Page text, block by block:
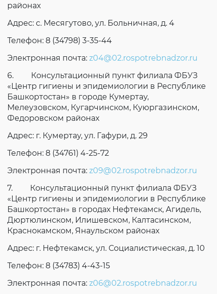
районах
Адрес: с. Месягутово, ул. Больничная, д. 4
Телефон: 8 (34798) 3-35-44
Электронная почта: z04@02.rospotrebnadzor.ru
6. Консультационный пункт филиала ФБУЗ
«Центр гигиены и эпидемиологии в Республике
Башкортостан» в городе Кумертау,
Мелеузовском, Кугарчинском, Куюргазинском,
Федоровском районах
Адрес: г. Кумертау, ул. Гафури, д. 29
Телефон: 8 (34761) 4-25-72
Электронная почта: z09@02.rospotrebnadzor.ru
7. Консультационный пункт филиала ФБУЗ
«Центр гигиены и эпидемиологии в Республике
Башкортостан» в городах Нефтекамск, Агидель,
Дюртюлинском, Илишевском, Калтасинском,
Краснокамском, Янаульском районах
Адрес: г. Нефтекамск, ул. Социалистическая, д. 10
Телефон: 8 (34783) 4-43-15
Электронная почта: z06@02.rospotrebnadzor.ru